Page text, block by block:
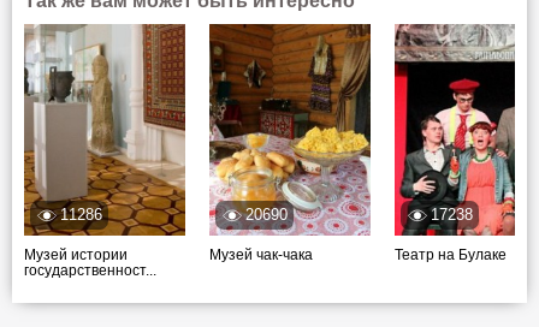
11286
Музей истории
государственност...
20690
Музей чак-чака
17238
Театр на Булаке